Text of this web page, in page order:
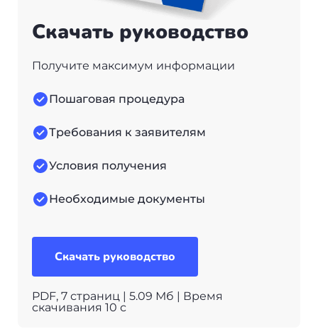
Скачать руководство
Получите максимум информации
Пошаговая процедура
Требования к заявителям
Условия получения
Необходимые документы
Скачать руководство
PDF, 7 страниц | 5.09 Мб | Время
скачивания 10 с